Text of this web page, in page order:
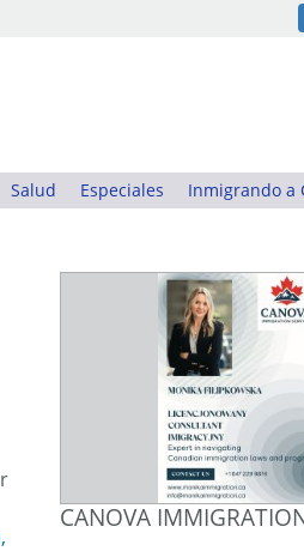
Salud Especiales Inmigrando a
CANOVA